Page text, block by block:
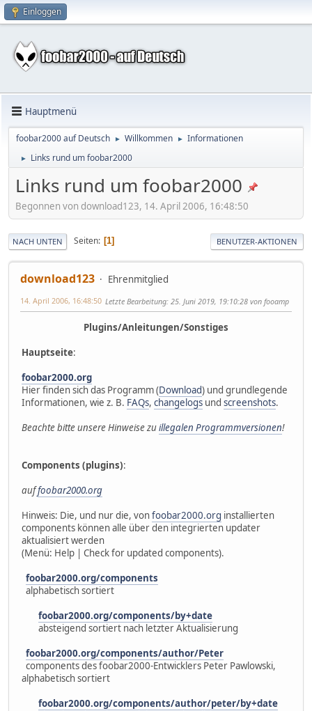
Einloggen
Hauptmenü
foobar2000 auf Deutsch ► Willkommen ► Informationen
► Links rund um foobar2000
Links rund um foobar2000
Begonnen von download123, 14. April 2006, 16:48:50
NACH UNTEN Seiten 1 BENUTZER-AKTIONEN
download123 Ehrenmitglied
14. April 2006, 16:48:50 Letzte Bearbeitung: 25. Juni 2019, 19:10:28 von fooamp
Plugins/Anleitungen/Sonstiges
Hauptseite:
foobar2000.org
Hier finden sich das Programm (Download) und grundlegende
Informationen, wie z. B. FAQs, changelogs und screenshots.
Beachte bitte unsere Hinweise zuillegalen Programmversionen!
Components (plugins):
auffoobar2000.org
Hinweis: Die, und nur die, vonfoobar2000.org installierten
components können alle über den integrierten updater
aktualisiert werden
(Menü: Help | Check for updated components).
foobar2000.org/components
alphabetisch sortiert
foobar2000.org/components/by+date
absteigend sortiert nach letzter Aktualisierung
foobar2000.org/components/author/Peter
components des foobar2000-Entwicklers Peter Pawlowski,
alphabetisch sortiert
foobar2000.org/components/author/peter/by+date